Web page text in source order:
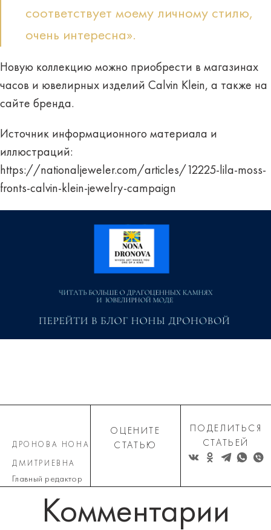
соответствует моему личному стилю,
очень интересна».
Новую коллекцию можно приобрести в магазинах
часов и ювелирных изделий Calvin Klein, а также на
сайте бренда.
Источник информационного материала и
иллюстраций:
https://nationaljeweler.com/articles/12225-lila-moss-
fronts-calvin-klein-jewelry-campaign
ДРОНОВА НОНА
ДМИТРИЕВНА
Главный редактор
ОЦЕНИТЕ
СТАТЬЮ
ПОДЕЛИТЬСЯ
СТАТЬЕЙ
Комментарии